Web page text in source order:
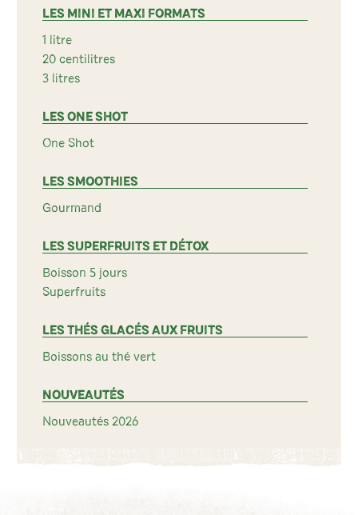
LES MINI ET MAXI FORMATS
1 litre
20 centilitres
3 litres
LES ONE SHOT
One Shot
LES SMOOTHIES
Gourmand
LES SUPERFRUITS ET DÉTOX
Boisson 5 jours
Superfruits
LES THÉS GLACÉS AUX FRUITS
Boissons au thé vert
NOUVEAUTÉS
Nouveautés 2026